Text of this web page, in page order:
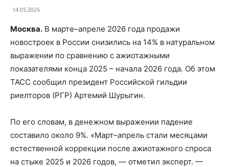
14.05.2026
Москва. В марте–апреле 2026 года продажи
новостроек в России снизились на 14% в натуральном
выражении по сравнению с ажиотажными
показателями конца 2025 – начала 2026 года. Об этом
ТАСС сообщил президент Российской гильдии
риелторов (РГР) Артемий Шурыгин.
По его словам, в денежном выражении падение
составило около 9%. «Март–апрель стали месяцами
естественной коррекции после ажиотажного спроса
на стыке 2025 и 2026 годов, — отметил эксперт. —